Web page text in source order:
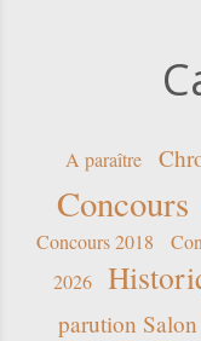
A paraître
Concours
Concours 2018
2026
parution